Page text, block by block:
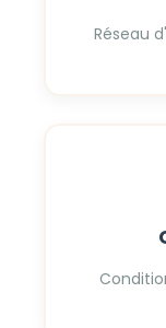
Réseau